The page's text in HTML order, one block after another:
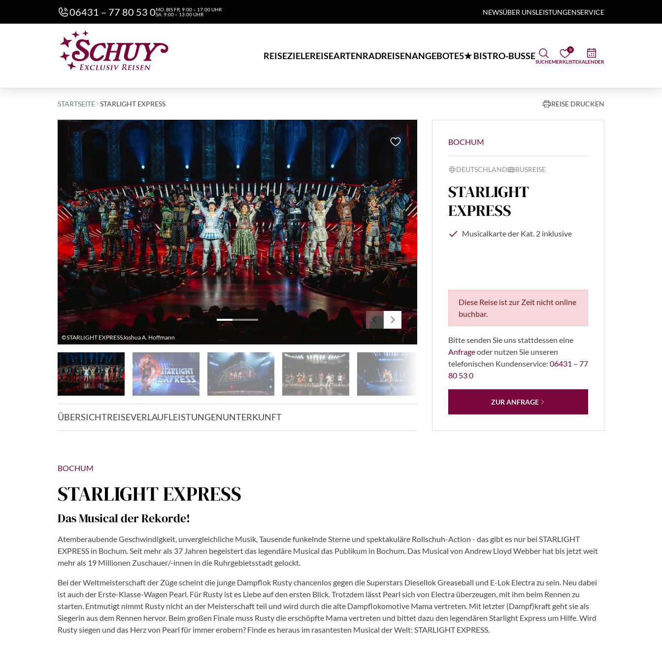
06431 – 77 80 53 0MO. BIS FR. 9:00 – 17:00 UHR
SA. 9:00 – 13:00 UHR
NEWSÜBER UNSLEISTUNGENSERVICE
REISEZIELEREISEARTENRADREISENANGEBOTE5★ BISTRO-BUSSE
SUCHE
0
MERKLISTEKALENDER
STARTSEITE STARLIGHT EXPRESS REISE DRUCKEN
©STARLIGHT EXPRESSJoshua A. Hoffmann ©STARLIGHT EXPRESS
ÜBERSICHTREISEVERLAUFLEISTUNGENUNTERKUNFT
BOCHUM
DEUTSCHLAND BUSREISE
STARLIGHT
EXPRESS
Musicalkarte der Kat. 2 inklusive
Diese Reise ist zur Zeit nicht online
buchbar.
Bitte senden Sie uns stattdessen eine
Anfrageoder nutzen Sie unseren
telefonischen Kundenservice: 06431 – 77
80 53 0
ZUR ANFRAGE
BOCHUM
STARLIGHT EXPRESS
Das Musical der Rekorde!
Atemberaubende Geschwindigkeit, unvergleichliche Musik, Tausende funkelnde Sterne und spektakuläre Rollschuh-Action - das gibt es nur bei STARLIGHT
EXPRESS in Bochum. Seit mehr als 37 Jahren begeistert das legendäre Musical das Publikum in Bochum. Das Musical von Andrew Lloyd Webber hat bis jetzt weit
mehr als 19 Millionen Zuschauer/-innen in die Ruhrgebietsstadt gelockt.
Bei der Weltmeisterschaft der Züge scheint die junge Dampflok Rusty chancenlos gegen die Superstars Diesellok Greaseball und E-Lok Electra zu sein. Neu dabei
ist auch der Erste-Klasse-Wagen Pearl. Für Rusty ist es Liebe auf den ersten Blick. Trotzdem lässt Pearl sich von Electra überzeugen, mit ihm beim Rennen zu
starten. Entmutigt nimmt Rusty nicht an der Meisterschaft teil und wird durch die alte Dampflokomotive Mama vertreten. Mit letzter (Dampf)kraft geht sie als
Siegerin aus dem Rennen hervor. Beim großen Finale muss Rusty die erschöpfte Mama vertreten und bittet dazu den legendären Starlight Express um Hilfe. Wird
Rusty siegen und das Herz von Pearl für immer erobern? Finde es heraus im rasantesten Musical der Welt: STARLIGHT EXPRESS.